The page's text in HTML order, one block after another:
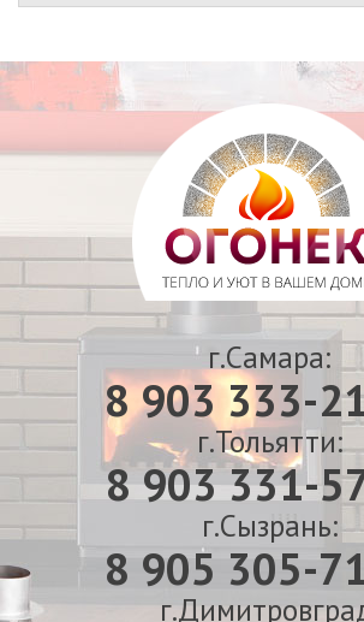
г.Самара:
8 903 333-
г.Тольятти:
8 903 331-
г.Сызрань:
8 905 305-